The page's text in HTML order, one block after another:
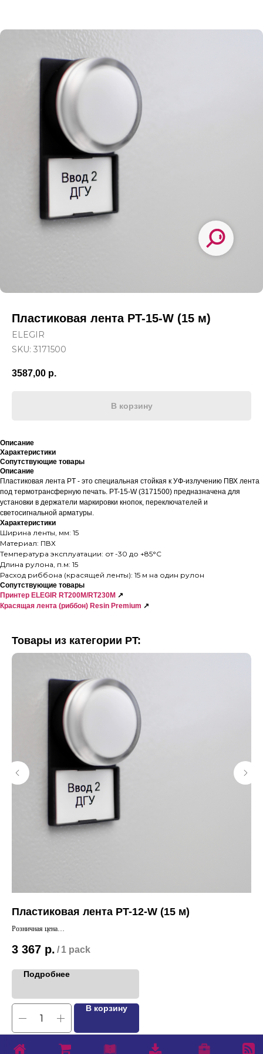
Пластиковая лента PT-15-W (15 м)
ELEGIR
SKU: 3171500
3587,00 р.
В корзину
Описание
Характеристики
Сопутствующие товары
Описание
Пластиковая лента PT - это специальная стойкая к УФ-излучению ПВХ лента
под термотрансферную печать. PT-15-W (3171500) предназначена для
установки в держатели маркировки кнопок, переключателей и
светосигнальной арматуры.
Характеристики
Ширина ленты, мм: 15
Материал: ПВХ
Температура эксплуатации: от -30 до +85°C
Длина рулона, п.м: 15
Расход риббона (красящей ленты): 15 м на один рулон
Сопутствующие товары
Принтер ELEGIR RT200M/RT230M ↗
Красящая лента (риббон) Resin Premium ↗
Товары из категории PT:
Пластиковая лента PT-12-W (15 м)
Розничная цена
3 367 р. / 1 pack
Подробнее
В корзину